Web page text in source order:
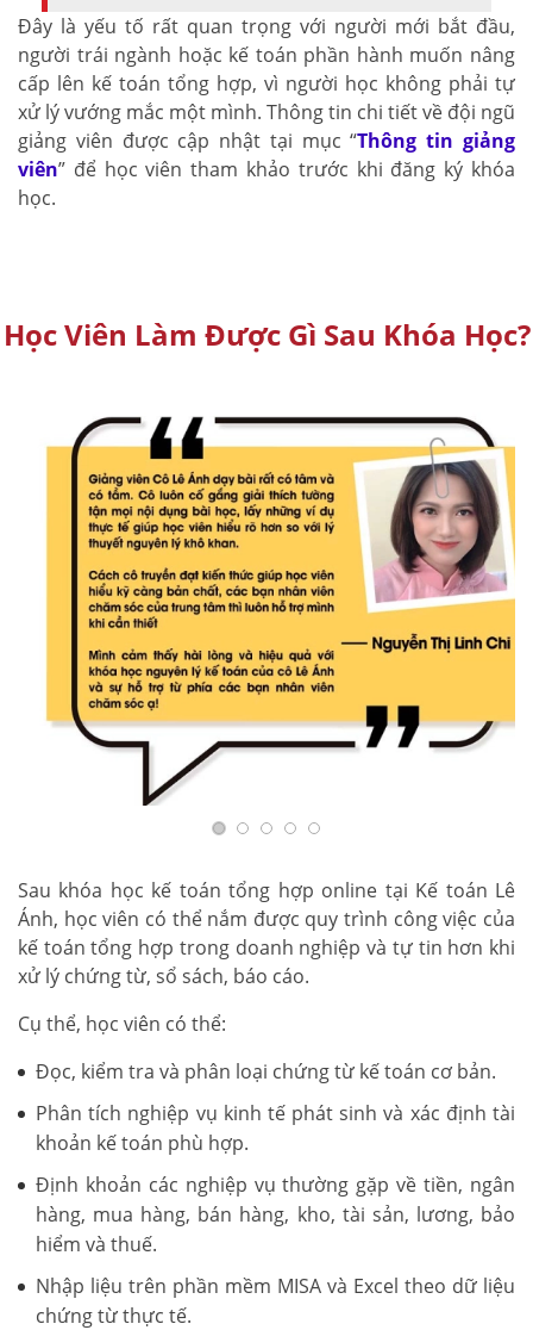
Đây là yếu tố rất quan trọng với người mới bắt đầu,
người trái ngành hoặc kế toán phần hành muốn nâng
cấp lên kế toán tổng hợp, vì người học không phải tự
xử lý vướng mắc một mình. Thông tin chi tiết về đội ngũ
giảng viên được cập nhật tại mục “Thông tin giảng
viên” để học viên tham khảo trước khi đăng ký khóa
học.
Học Viên Làm Được Gì Sau Khóa Học?
Sau khóa học kế toán tổng hợp online tại Kế toán Lê
Ánh, học viên có thể nắm được quy trình công việc của
kế toán tổng hợp trong doanh nghiệp và tự tin hơn khi
xử lý chứng từ, sổ sách, báo cáo.
Cụ thể, học viên có thể:
Đọc, kiểm tra và phân loại chứng từ kế toán cơ bản.
Phân tích nghiệp vụ kinh tế phát sinh và xác định tài
khoản kế toán phù hợp.
Định khoản các nghiệp vụ thường gặp về tiền, ngân
hàng, mua hàng, bán hàng, kho, tài sản, lương, bảo
hiểm và thuế.
Nhập liệu trên phần mềm MISA và Excel theo dữ liệu
chứng từ thực tế.